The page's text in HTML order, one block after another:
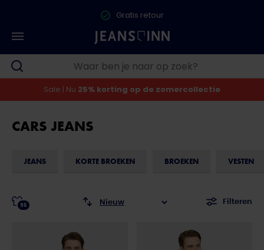
Gratis retour
Sale | Nu 25% korting op de zomercollectie
CARS JEANS
JEANS KORTE BROEKEN BROEKEN VESTEN
Filteren
95